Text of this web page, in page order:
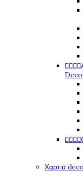


Χαρτιά